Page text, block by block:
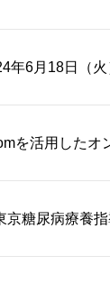
年6月18日（
を活用したオ
京糖尿病療養